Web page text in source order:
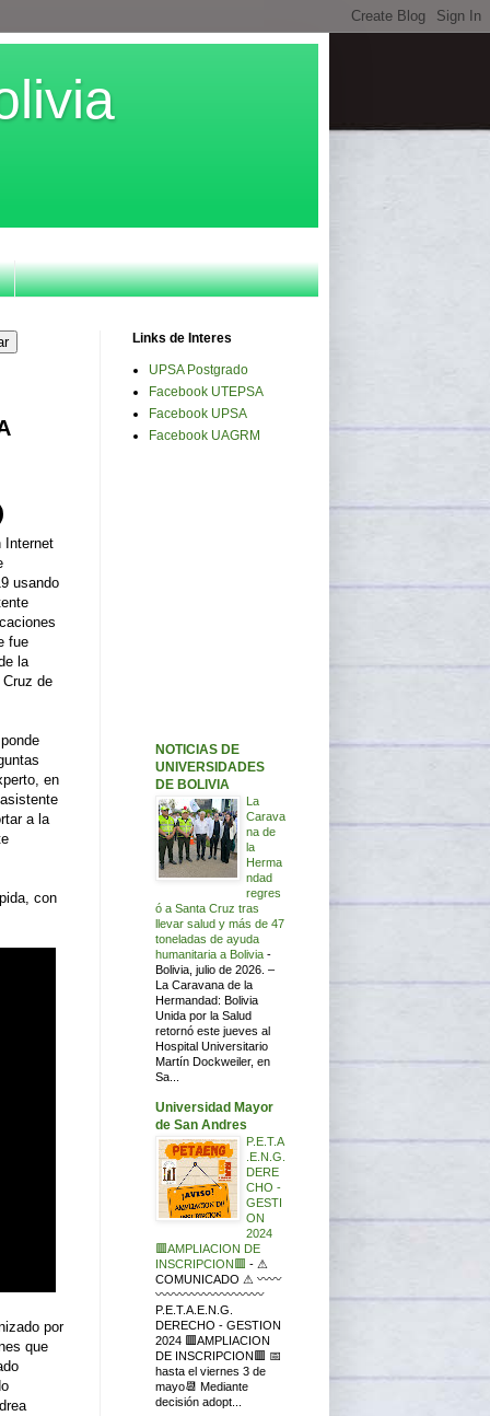
Internet
usando
fue
la
de
en
a la
con
por
que
Links de Interes
UPSA Postgrado
Facebook UTEPSA
Facebook UPSA
Facebook UAGRM
NOTICIAS DE
UNIVERSIDADES
DE BOLIVIA
La
Carava
na de
la
Herma
ndad
regres
ó a Santa Cruz tras
llevar salud y más de 47
toneladas de ayuda
humanitaria a Bolivia -
Bolivia, julio de 2026. –
La Caravana de la
Hermandad: Bolivia
Unida por la Salud
retornó este jueves al
Hospital Universitario
Martín Dockweiler, en
Sa...
Universidad Mayor
de San Andres
P.E.T.A
.E.N.G.
DERE
CHO -
GESTI
ON
2024
🟥AMPLIACION DE
INSCRIPCION🟥 - ⚠
COMUNICADO ⚠ 〰〰
〰〰〰〰〰〰〰〰〰
P.E.T.A.E.N.G.
DERECHO - GESTION
2024 🟥AMPLIACION
DE INSCRIPCION🟥 📅
hasta el viernes 3 de
mayo📆 Mediante
decisión adopt...